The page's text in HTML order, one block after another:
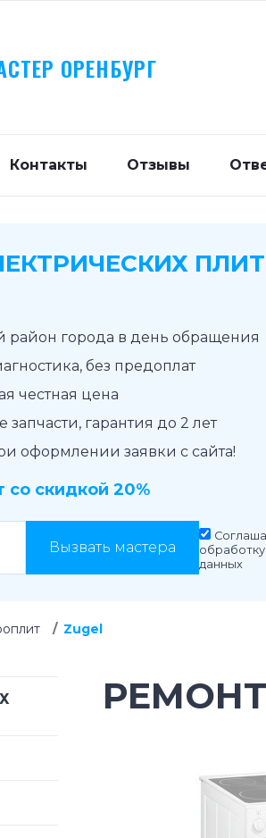
ОРЕНБУРГ
Контакты Отзывы
ПЛИТ
район города в день обращения
без предоплат
честная цена
гарантия до 2 лет
оформлении заявки с сайта!
со скидкой 20%
Вызвать мастера
обработку
данных
Zugel